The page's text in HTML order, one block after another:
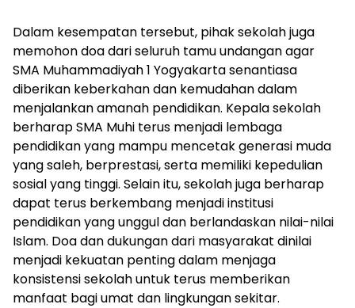
Dalam kesempatan tersebut, pihak sekolah juga
memohon doa dari seluruh tamu undangan agar
SMA Muhammadiyah 1 Yogyakarta senantiasa
diberikan keberkahan dan kemudahan dalam
menjalankan amanah pendidikan. Kepala sekolah
berharap SMA Muhi terus menjadi lembaga
pendidikan yang mampu mencetak generasi muda
yang saleh, berprestasi, serta memiliki kepedulian
sosial yang tinggi. Selain itu, sekolah juga berharap
dapat terus berkembang menjadi institusi
pendidikan yang unggul dan berlandaskan nilai-nilai
Islam. Doa dan dukungan dari masyarakat dinilai
menjadi kekuatan penting dalam menjaga
konsistensi sekolah untuk terus memberikan
manfaat bagi umat dan lingkungan sekitar.